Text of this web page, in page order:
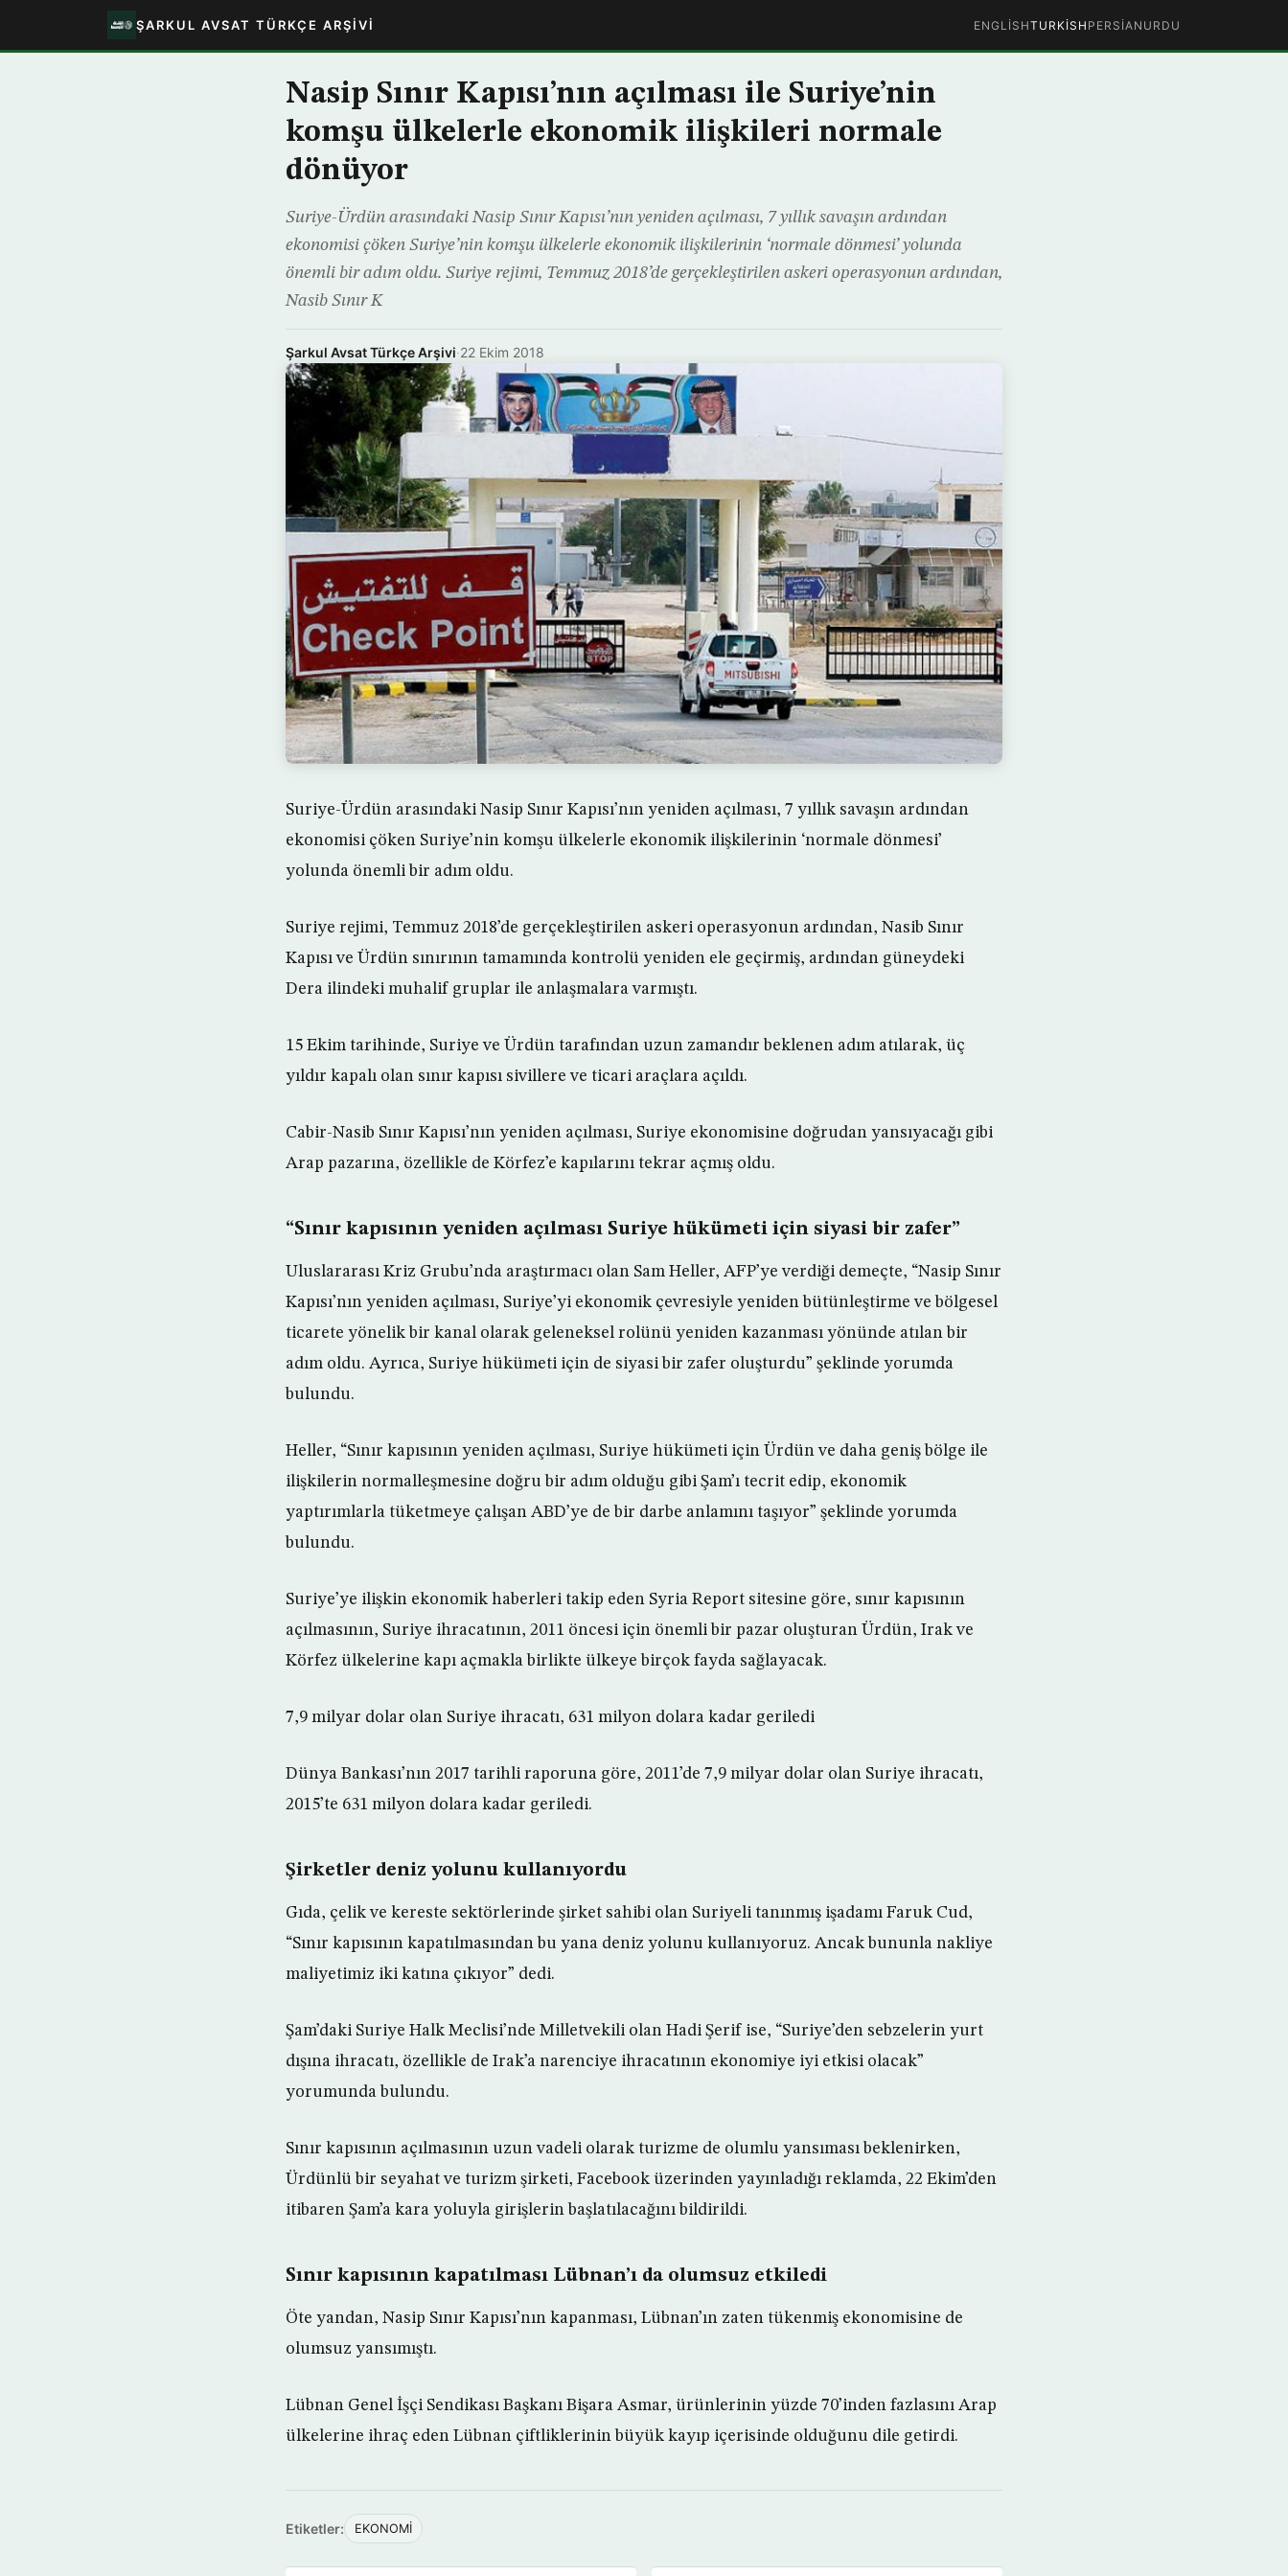
ŞARKUL AVSAT TÜRKÇE ARŞIVI ENGLISHTURKISH PERSIAN URDU
Nasip Sınır Kapısı’nın açılması ile Suriye’nin
komşu ülkelerle ekonomik ilişkileri normale
dönüyor
Suriye-Ürdün arasındaki Nasip Sınır Kapısı’nın yeniden açılması, 7 yıllık savaşın ardından
ekonomisi çöken Suriye’nin komşu ülkelerle ekonomik ilişkilerinin ‘normale dönmesi’ yolunda
önemli bir adım oldu. Suriye rejimi, Temmuz 2018’de gerçekleştirilen askeri operasyonun ardından,
Nasib Sınır K
Şarkul Avsat Türkçe Arşivi·22 Ekim 2018
Suriye-Ürdün arasındaki Nasip Sınır Kapısı’nın yeniden açılması, 7 yıllık savaşın ardından
ekonomisi çöken Suriye’nin komşu ülkelerle ekonomik ilişkilerinin ‘normale dönmesi’
yolunda önemli bir adım oldu.
Suriye rejimi, Temmuz 2018’de gerçekleştirilen askeri operasyonun ardından, Nasib Sınır
Kapısı ve Ürdün sınırının tamamında kontrolü yeniden ele geçirmiş, ardından güneydeki
Dera ilindeki muhalif gruplar ile anlaşmalara varmıştı.
15 Ekim tarihinde, Suriye ve Ürdün tarafından uzun zamandır beklenen adım atılarak, üç
yıldır kapalı olan sınır kapısı sivillere ve ticari araçlara açıldı.
Cabir-Nasib Sınır Kapısı’nın yeniden açılması, Suriye ekonomisine doğrudan yansıyacağı gibi
Arap pazarına, özellikle de Körfez’e kapılarını tekrar açmış oldu.
“Sınır kapısının yeniden açılması Suriye hükümeti için siyasi bir zafer”
Uluslararası Kriz Grubu’nda araştırmacı olan Sam Heller, AFP’ye verdiği demeçte, “Nasip Sınır
Kapısı’nın yeniden açılması, Suriye’yi ekonomik çevresiyle yeniden bütünleştirme ve bölgesel
ticarete yönelik bir kanal olarak geleneksel rolünü yeniden kazanması yönünde atılan bir
adım oldu. Ayrıca, Suriye hükümeti için de siyasi bir zafer oluşturdu” şeklinde yorumda
bulundu.
Heller, “Sınır kapısının yeniden açılması, Suriye hükümeti için Ürdün ve daha geniş bölge ile
ilişkilerin normalleşmesine doğru bir adım olduğu gibi Şam’ı tecrit edip, ekonomik
yaptırımlarla tüketmeye çalışan ABD’ye de bir darbe anlamını taşıyor” şeklinde yorumda
bulundu.
Suriye’ye ilişkin ekonomik haberleri takip eden Syria Report sitesine göre, sınır kapısının
açılmasının, Suriye ihracatının, 2011 öncesi için önemli bir pazar oluşturan Ürdün, Irak ve
Körfez ülkelerine kapı açmakla birlikte ülkeye birçok fayda sağlayacak.
7,9 milyar dolar olan Suriye ihracatı, 631 milyon dolara kadar geriledi
Dünya Bankası’nın 2017 tarihli raporuna göre, 2011’de 7,9 milyar dolar olan Suriye ihracatı,
2015’te 631 milyon dolara kadar geriledi.
Şirketler deniz yolunu kullanıyordu
Gıda, çelik ve kereste sektörlerinde şirket sahibi olan Suriyeli tanınmış işadamı Faruk Cud,
“Sınır kapısının kapatılmasından bu yana deniz yolunu kullanıyoruz. Ancak bununla nakliye
maliyetimiz iki katına çıkıyor” dedi.
Şam’daki Suriye Halk Meclisi’nde Milletvekili olan Hadi Şerif ise, “Suriye’den sebzelerin yurt
dışına ihracatı, özellikle de Irak’a narenciye ihracatının ekonomiye iyi etkisi olacak”
yorumunda bulundu.
Sınır kapısının açılmasının uzun vadeli olarak turizme de olumlu yansıması beklenirken,
Ürdünlü bir seyahat ve turizm şirketi, Facebook üzerinden yayınladığı reklamda, 22 Ekim’den
itibaren Şam’a kara yoluyla girişlerin başlatılacağını bildirildi.
Sınır kapısının kapatılması Lübnan’ı da olumsuz etkiledi
Öte yandan, Nasip Sınır Kapısı’nın kapanması, Lübnan’ın zaten tükenmiş ekonomisine de
olumsuz yansımıştı.
Lübnan Genel İşçi Sendikası Başkanı Bişara Asmar, ürünlerinin yüzde 70’inden fazlasını Arap
ülkelerine ihraç eden Lübnan çiftliklerinin büyük kayıp içerisinde olduğunu dile getirdi.
Etiketler: EKONOMİ